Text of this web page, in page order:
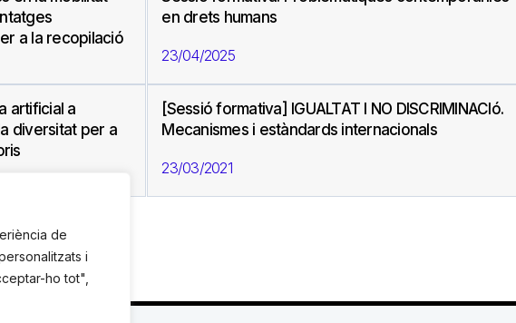
de
i
ho tot",
a la recopilació
artificial a
diversitat per a
en drets humans
23/04/2025
[Sessió formativa] IGUALTAT I NO DISCRIMINACIó.
Mecanismes i estàndards internacionals
23/03/2021